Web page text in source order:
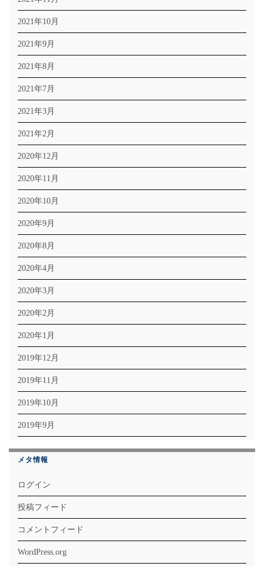
2021年10月
2021年9月
2021年8月
2021年7月
2021年3月
2021年2月
2020年12月
2020年11月
2020年10月
2020年9月
2020年8月
2020年4月
2020年3月
2020年2月
2020年1月
2019年12月
2019年11月
2019年10月
2019年9月
メタ情報
ログイン
投稿フィード
コメントフィード
WordPress.org